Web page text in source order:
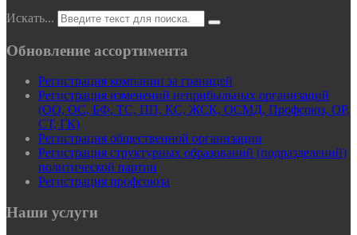
Искать...
Обновление ассортимента
Регистрация компании за границей
Регистрация изменений неприбыльных организаций
(ОО, ОС, БФ, ТС, ПП, КС, ЖСК, ОСМД, Профсоюз, ОР,
СТ, ГК)
Регистрация общественной организации
Регистрация структурных образований (подразделений)
политической партии
Регистрация профсоюза
Наши услуги